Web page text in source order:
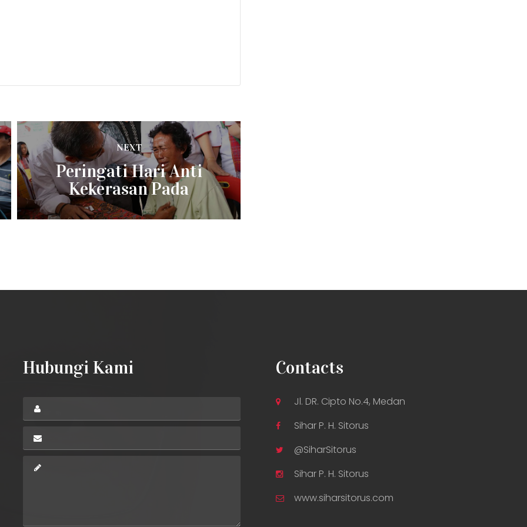
NEXT
Next
post:Peringati Hari Anti
Kekerasan Pada
Perempuan, Sihar
Sitorus: Perempuan
Hubungi Kami Contacts
Jl. DR. Cipto No.4, Medan
Sihar P. H. Sitorus
@SiharSitorus
Sihar P. H. Sitorus
www.siharsitorus.com